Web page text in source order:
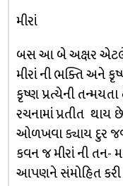
મીરાં
બસ આ બે અક્ષર એટલે,
મીરાં ની ભક્તિ અને
કૃષ્ણ પ્રત્યેની
રચનામાં પ્રતીત થાય
ઓળખવા ક્યાય દુર
કવન જ મીરાં ની તન-
આપણને સંમોહિત